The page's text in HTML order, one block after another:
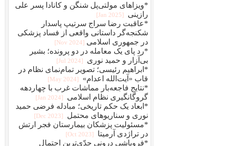
*ویزا‌های مولتی‌پل شنگن و کانادا پسر علی
رازینی
[2025 Jan]
*عاقبت رضا سراج سرتيپ پاسدار
شکنجه‌گر داستانی واقعی از فساد پزشکی
در جمهوری اسلامی [2024 Nov]
*رد پای یک معامله در دو پرونده؛ بشیر
بی‌آزار و حمید نوری
[2024 Jul]
*ابراهیم رئیسی؛ تصویر تمام‌نمای نظام در
قاب «آیت‌الله اعدام»
[2024 May]
*نتایج فاجعه‌بار مماشات غرب با چهاردهه
گروگانگیری نظام اسلامی
[2024 Jan]
*ابعاد یک حکم تاریخی؛ مبادله فرضی حمید
نوری و سناریوهای محتمل
[2023 Dec]
*مسئولیت پزشکان بیمارستان فجر ارتش
در تراژدی آرمیتا
[2023 Oct]
*فروپاشی درونی جدّی‌ترین احتمال